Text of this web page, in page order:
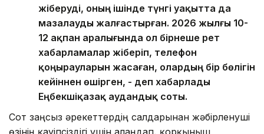
жіберуді, оның ішінде түнгі уақытта да
мазалауды жалғастырған. 2026 жылғы 10-
12 ақпан аралығында ол бірнеше рет
хабарламалар жіберіп, телефон
қоңырауларын жасаған, олардың бір бөлігін
кейіннен өшірген, - деп хабарлады
Еңбекшіқазақ аудандық соты.
Сот заңсыз әрекеттердің салдарынан жәбірленуші
өзінің қауіпсіздігі үшін алаңдап, қорқыныш